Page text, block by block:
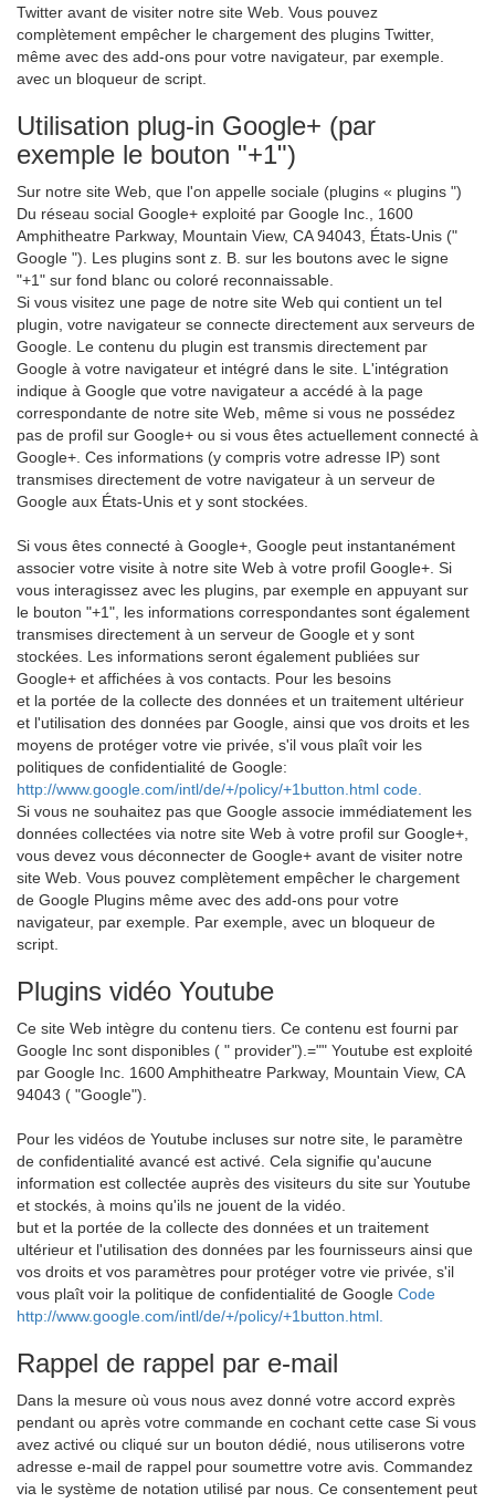
Twitter avant de visiter notre site Web. Vous pouvez
complètement empêcher le chargement des plugins Twitter,
même avec des add-ons pour votre navigateur, par exemple.
avec un bloqueur de script.
Utilisation plug-in Google+ (par
exemple le bouton "+1")
Sur notre site Web, que l'on appelle sociale (plugins « plugins ")
Du réseau social Google+ exploité par Google Inc., 1600
Amphitheatre Parkway, Mountain View, CA 94043, États-Unis ("
Google "). Les plugins sont z. B. sur les boutons avec le signe
"+1" sur fond blanc ou coloré reconnaissable.
Si vous visitez une page de notre site Web qui contient un tel
plugin, votre navigateur se connecte directement aux serveurs de
Google. Le contenu du plugin est transmis directement par
Google à votre navigateur et intégré dans le site. L'intégration
indique à Google que votre navigateur a accédé à la page
correspondante de notre site Web, même si vous ne possédez
pas de profil sur Google+ ou si vous êtes actuellement connecté à
Google+. Ces informations (y compris votre adresse IP) sont
transmises directement de votre navigateur à un serveur de
Google aux États-Unis et y sont stockées.
Si vous êtes connecté à Google+, Google peut instantanément
associer votre visite à notre site Web à votre profil Google+. Si
vous interagissez avec les plugins, par exemple en appuyant sur
le bouton "+1", les informations correspondantes sont également
transmises directement à un serveur de Google et y sont
stockées. Les informations seront également publiées sur
Google+ et affichées à vos contacts. Pour les besoins
et la portée de la collecte des données et un traitement ultérieur
et l'utilisation des données par Google, ainsi que vos droits et les
moyens de protéger votre vie privée, s'il vous plaît voir les
politiques de confidentialité de Google:
http://www.google.com/intl/de/+/policy/+1button.html code.
Si vous ne souhaitez pas que Google associe immédiatement les
données collectées via notre site Web à votre profil sur Google+,
vous devez vous déconnecter de Google+ avant de visiter notre
site Web. Vous pouvez complètement empêcher le chargement
de Google Plugins même avec des add-ons pour votre
navigateur, par exemple. Par exemple, avec un bloqueur de
script.
Plugins vidéo Youtube
Ce site Web intègre du contenu tiers. Ce contenu est fourni par
Google Inc sont disponibles ( " provider").="" Youtube est exploité
par Google Inc. 1600 Amphitheatre Parkway, Mountain View, CA
94043 ( "Google").
Pour les vidéos de Youtube incluses sur notre site, le paramètre
de confidentialité avancé est activé. Cela signifie qu'aucune
information est collectée auprès des visiteurs du site sur Youtube
et stockés, à moins qu'ils ne jouent de la vidéo.
but et la portée de la collecte des données et un traitement
ultérieur et l'utilisation des données par les fournisseurs ainsi que
vos droits et vos paramètres pour protéger votre vie privée, s'il
vous plaît voir la politique de confidentialité de Google Code
http://www.google.com/intl/de/+/policy/+1button.html.
Rappel de rappel par e-mail
Dans la mesure où vous nous avez donné votre accord exprès
pendant ou après votre commande en cochant cette case Si vous
avez activé ou cliqué sur un bouton dédié, nous utiliserons votre
adresse e-mail de rappel pour soumettre votre avis. Commandez
via le système de notation utilisé par nous. Ce consentement peut